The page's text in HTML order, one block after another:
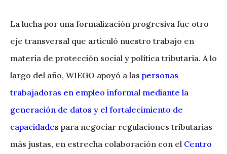
La lucha por una formalización progresiva fue otro
eje transversal que articuló nuestro trabajo en
materia de protección social y política tributaria. A lo
largo del año, WIEGO apoyó a las personas
trabajadoras en empleo informal mediante la
generación de datos y el fortalecimiento de
capacidades para negociar regulaciones tributarias
más justas, en estrecha colaboración con el Centro